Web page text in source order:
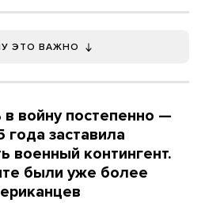
ЭТО ВАЖНО
войну постепенно —
года заставила
военный контингент.
были уже более